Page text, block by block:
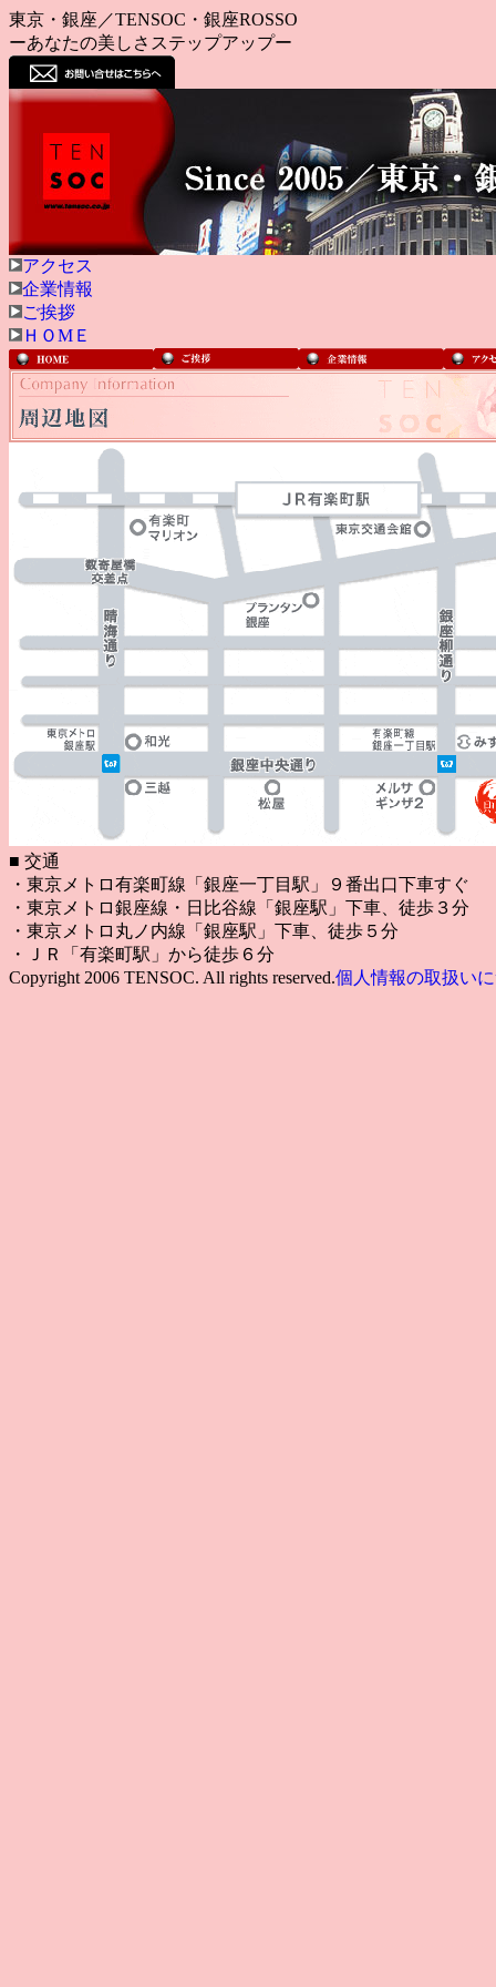
東京・銀座／TENSOC・銀座ROSSO
ーあなたの美しさステップアップー
アクセス
企業情報
ご挨拶
ＨＯMＥ
■ 交通
・東京メトロ有楽町線「銀座一丁目駅」９番出口下車すぐ
・東京メトロ銀座線・日比谷線「銀座駅」下車、徒歩３分
・東京メトロ丸ノ内線「銀座駅」下車、徒歩５分
・ＪＲ「有楽町駅」から徒歩６分
Copyright 2006 TENSOC. All rights reserved.個人情報の取扱い